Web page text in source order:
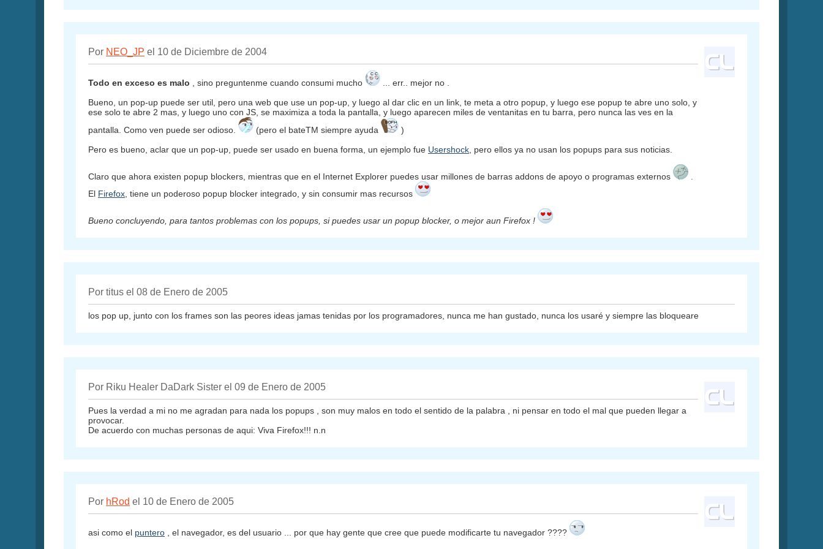
Por NEO_JP el 10 de Diciembre de 2004
Todo en exceso es malo , sino preguntenme cuando consumi mucho
... err.. mejor no .
Bueno, un pop-up puede ser util, pero una web que use un pop-up, y luego al dar clic en un link, te meta a otro popup, y luego ese popup te abre uno solo, y
ese solo te abre 2 mas, y luego uno con JS, se maximiza a toda la pantalla, y luego aparecen miles de ventanitas en tu barra, pero nunca las ves en la
pantalla. Como ven puede ser odioso.
(pero el bateTM siempre ayuda
)
Pero es bueno, aclar que un pop-up, puede ser usado en buena forma, un ejemplo fue Usershock , pero ellos ya no usan los popups para sus noticias.
Claro que ahora existen popup blockers, mientras que en el Internet Explorer puedes usar millones de barras addons de apoyo o programas externos
El Firefox , tiene un poderoso popup blocker integrado, y sin consumir mas recursos
Bueno concluyendo, para tantos problemas con los popups, si puedes usar un popup blocker, o mejor aun Firefox !
Por titus el 08 de Enero de 2005
los pop up, junto con los frames son las peores ideas jamas tenidas por los programadores, nunca me han gustado, nunca los usaré y siempre las bloqueare
Por Riku Healer DaDark Sister el 09 de Enero de 2005
Pues la verdad a mi no me agradan para nada los popups , son muy malos en todo el sentido de la palabra , ni pensar en todo el mal que pueden llegar a
provocar.
De acuerdo con muchas personas de aqui: Viva Firefox!!! n.n
Por hRod el 10 de Enero de 2005
asi como el puntero , el navegador, es del usuario ... por que hay gente que cree que puede modificarte tu navegador ????